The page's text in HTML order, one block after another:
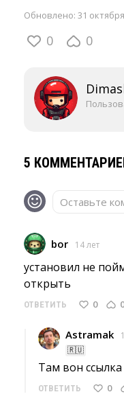
Обновлено: 31
0 0
5
Оставьте
bor 14 лет
установил не
открыть
ОТВЕТИТЬ 0 0
Astramak
🇷🇺
Там вон
ОТВЕТИТЬ 0